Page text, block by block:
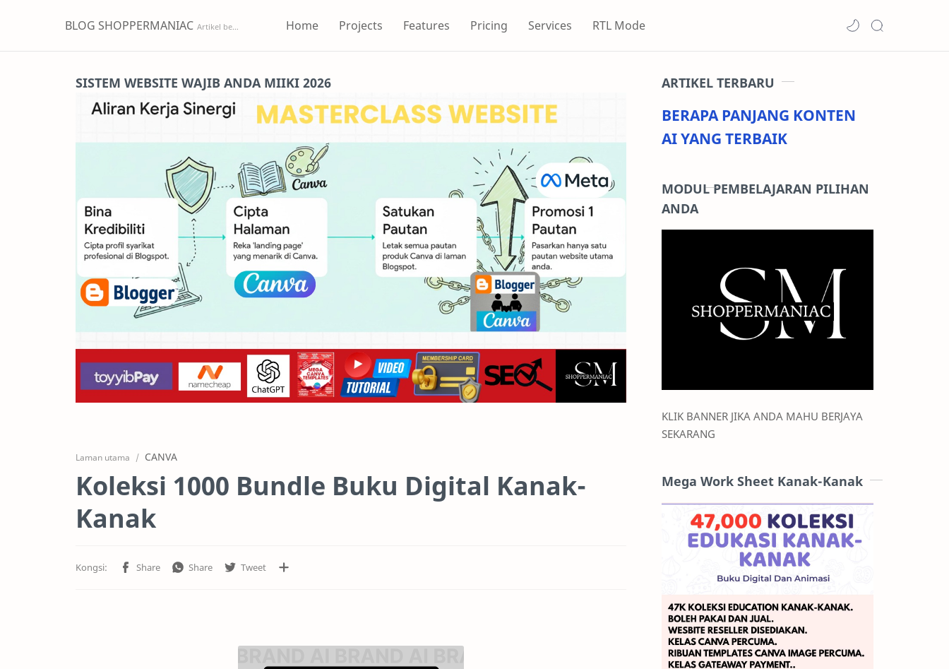
BLOG SHOPPERMANIAC Home Projects Features Pricing Services RTL Mode
SISTEM WEBSITE WAJIB ANDA MIIKI 2026
Laman utama CANVA
Koleksi 1000 Bundle Buku Digital Kanak-
Kanak
ARTIKEL TERBARU
BERAPA PANJANG KONTEN
AI YANG TERBAIK
MODUL PEMBELAJARAN PILIHAN
ANDA
KLIK BANNER JIKA ANDA MAHU BERJAYA
SEKARANG
Mega Work Sheet Kanak-Kanak